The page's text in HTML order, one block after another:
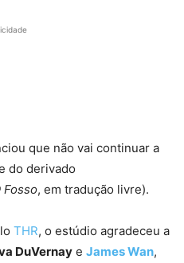
que não vai continuar a
do derivado
Fosso, em tradução livre).
THR, o estúdio agradeceu a
DuVernay e James Wan,